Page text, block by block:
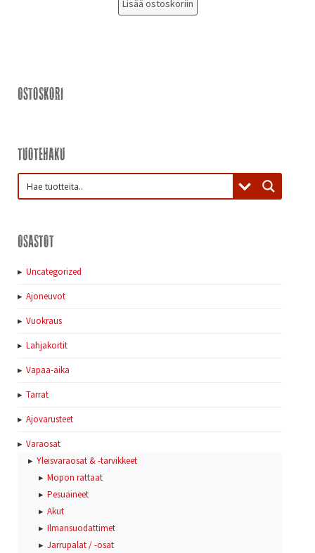
Lisää ostoskoriin
Ostoskori
Tuotehaku
Osastot
Uncategorized
Ajoneuvot
Vuokraus
Lahjakortit
Vapaa-aika
Tarrat
Ajovarusteet
Varaosat
Yleisvaraosat & -tarvikkeet
Mopon rattaat
Pesuaineet
Akut
Ilmansuodattimet
Jarrupalat / -osat